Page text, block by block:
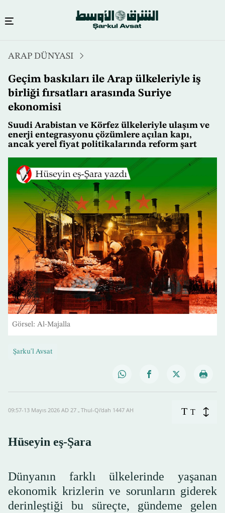
atla
ARAP DÜNYASI
Geçim baskıları ile Arap ülkeleriyle iş
birliği fırsatları arasında Suriye
ekonomisi
Suudi Arabistan ve Körfez ülkeleriyle ulaşım ve
enerji entegrasyonu çözümlere açılan kapı,
ancak yerel fiyat politikalarında reform şart
Görsel: Al-Majalla
Şarku'l Avsat
09:57-13 Mayıs 2026 AD ـ 27 Thul-Qi’dah 1447 AH T T
Hüseyin eş-Şara
Dünyanın farklı ülkelerinde yaşanan
ekonomik krizlerin ve sorunların giderek
derinleştiği bu süreçte, gündeme gelen